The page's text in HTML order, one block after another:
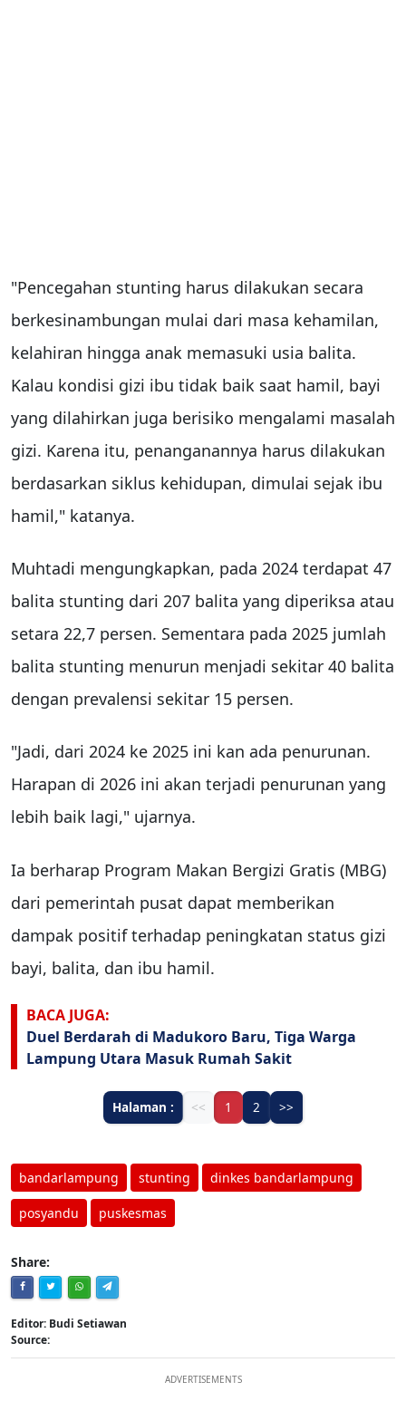
"Pencegahan stunting harus dilakukan secara
berkesinambungan mulai dari masa kehamilan,
kelahiran hingga anak memasuki usia balita.
Kalau kondisi gizi ibu tidak baik saat hamil, bayi
yang dilahirkan juga berisiko mengalami masalah
gizi. Karena itu, penanganannya harus dilakukan
berdasarkan siklus kehidupan, dimulai sejak ibu
hamil," katanya.
Muhtadi mengungkapkan, pada 2024 terdapat 47
balita stunting dari 207 balita yang diperiksa atau
setara 22,7 persen. Sementara pada 2025 jumlah
balita stunting menurun menjadi sekitar 40 balita
dengan prevalensi sekitar 15 persen.
"Jadi, dari 2024 ke 2025 ini kan ada penurunan.
Harapan di 2026 ini akan terjadi penurunan yang
lebih baik lagi," ujarnya.
Ia berharap Program Makan Bergizi Gratis (MBG)
dari pemerintah pusat dapat memberikan
dampak positif terhadap peningkatan status gizi
bayi, balita, dan ibu hamil.
BACA JUGA:
Duel Berdarah di Madukoro Baru, Tiga Warga
Lampung Utara Masuk Rumah Sakit
Halaman : << 1 2 >>
bandarlampung stunting dinkes bandarlampung
posyandu puskesmas
Share:
Editor: Budi Setiawan
Source:
ADVERTISEMENTS